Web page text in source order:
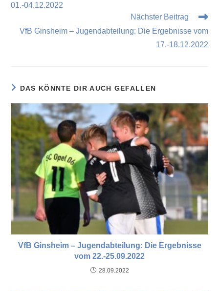
01.-04.12.2022
Nächster Beitrag
VfB Ginsheim – Jugendabteilung: Die Ergebnisse vom
17.-18.12.2022
DAS KÖNNTE DIR AUCH GEFALLEN
VfB Ginsheim – Jugendabteilung: Die Ergebnisse
vom 22.-25.09.2022
28.09.2022